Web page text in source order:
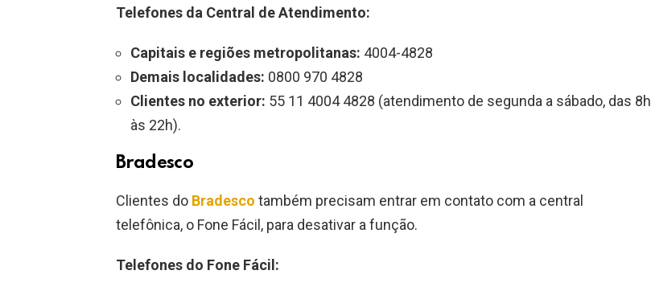
Telefones da Central de Atendimento:
Capitais e regiões metropolitanas: 4004-4828
Demais localidades: 0800 970 4828
Clientes no exterior: 55 11 4004 4828 (atendimento de segunda a sábado, das 8h
às 22h).
Bradesco
Clientes do Bradesco também precisam entrar em contato com a central
telefônica, o Fone Fácil, para desativar a função.
Telefones do Fone Fácil: